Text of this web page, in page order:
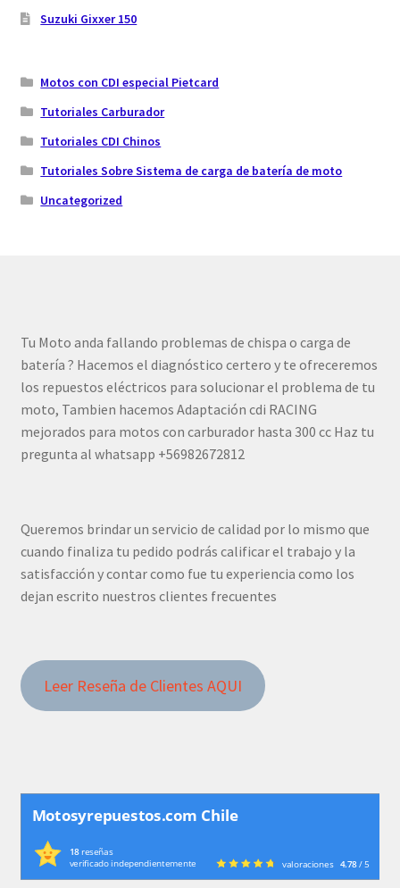
Suzuki Gixxer 150
Motos con CDI especial Pietcard
Tutoriales Carburador
Tutoriales CDI Chinos
Tutoriales Sobre Sistema de carga de batería de moto
Uncategorized
Tu Moto anda fallando problemas de chispa o carga de
batería ? Hacemos el diagnóstico certero y te ofreceremos
los repuestos eléctricos para solucionar el problema de tu
moto, Tambien hacemos Adaptación cdi RACING
mejorados para motos con carburador hasta 300 cc Haz tu
pregunta al whatsapp +56982672812
Queremos brindar un servicio de calidad por lo mismo que
cuando finaliza tu pedido podrás calificar el trabajo y la
satisfacción y contar como fue tu experiencia como los
dejan escrito nuestros clientes frecuentes
Leer Reseña de Clientes AQUI
Motosyrepuestos.com Chile
18reseñas
verificado independientemente valoraciones 4.78/ 5